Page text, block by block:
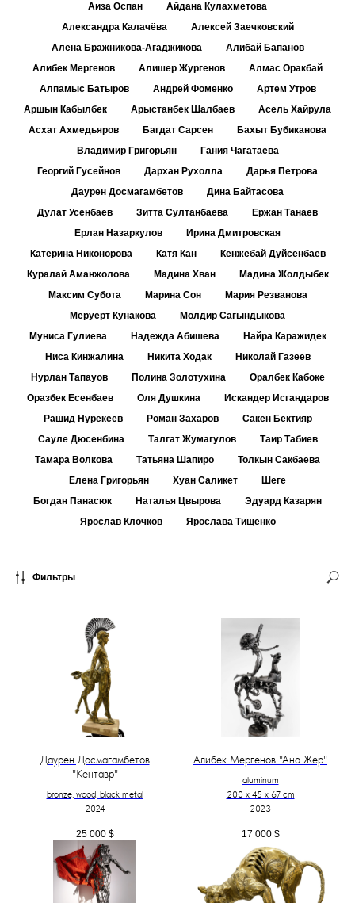
Аиза Оспан
Айдана Кулахметова
Александра Калачёва
Алексей Заечковский
Алена Бражникова-Агаджикова
Алибай Бапанов
Алибек Мергенов
Алишер Жургенов
Алмас Оракбай
Алпамыс Батыров
Андрей Фоменко
Артем Утров
Аршын Кабылбек
Арыстанбек Шалбаев
Асель Хайрула
Асхат Ахмедьяров
Багдат Сарсен
Бахыт Бубиканова
Владимир Григорьян
Гания Чагатаева
Георгий Гусейнов
Дархан Рухолла
Дарья Петрова
Даурен Досмагамбетов
Дина Байтасова
Дулат Усенбаев
Зитта Султанбаева
Ержан Танаев
Ерлан Назаркулов
Ирина Дмитровская
Катерина Никонорова
Катя Кан
Кенжебай Дуйсенбаев
Куралай Аманжолова
Мадина Хван
Мадина Жолдыбек
Максим Субота
Марина Сон
Мария Резванова
Меруерт Кунакова
Молдир Сагындыкова
Муниса Гулиева
Надежда Абишева
Найра Каражидек
Ниса Кинжалина
Никита Ходак
Николай Газеев
Нурлан Тапауов
Полина Золотухина
Оралбек Кабоке
Оразбек Есенбаев
Оля Душкина
Искандер Исгандаров
Рашид Нурекеев
Роман Захаров
Сакен Бектияр
Сауле Дюсенбина
Талгат Жумагулов
Таир Табиев
Тамара Волкова
Татьяна Шапиро
Толкын Сакбаева
Елена Григорьян
Хуан Саликет
Шеге
Богдан Панасюк
Наталья Цвырова
Эдуард Казарян
Ярослав Клочков
Ярослава Тищенко
Фильтры
Даурен Досмагамбетов
"Кентавр"
bronze, wood, black metal
2024
25 000 $
Алибек Мергенов "Ана Жер"
aluminum
200 х 45 х 67 cm
2023
17 000 $